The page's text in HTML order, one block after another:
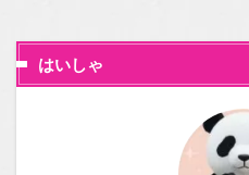
はいしゃ